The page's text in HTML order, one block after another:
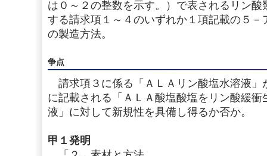
は０～２の整数を示す。）で表されるリン
する請求項１～４のいずれか１項記載の５
の製造方法。
争点
請求項３に係る「ＡＬＡリン酸塩水溶液」
に記載される「ＡＬＡ酸塩酸塩をリン酸緩
液」に対して新規性を具備し得るか否か。
甲１発明